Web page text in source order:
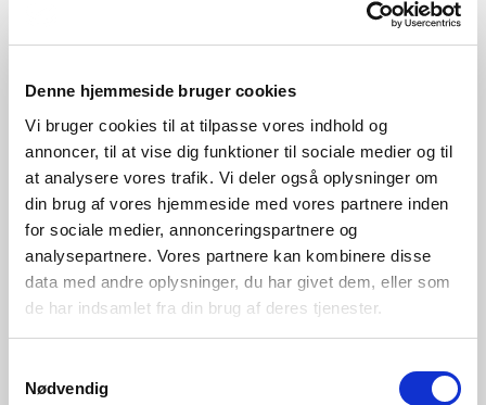
Denne hjemmeside bruger cookies
Vi bruger cookies til at tilpasse vores indhold og
annoncer, til at vise dig funktioner til sociale medier og til
at analysere vores trafik. Vi deler også oplysninger om
din brug af vores hjemmeside med vores partnere inden
for sociale medier, annonceringspartnere og
analysepartnere. Vores partnere kan kombinere disse
data med andre oplysninger, du har givet dem, eller som
de har indsamlet fra din brug af deres tjenester.
Nødvendig